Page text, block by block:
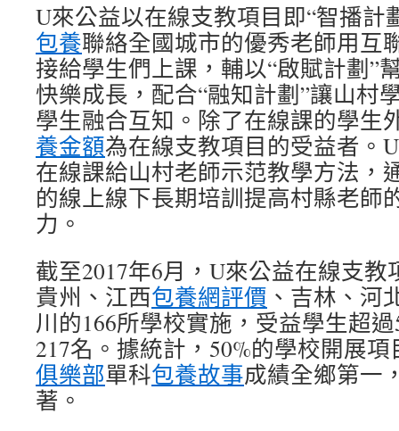
U來公益以在線支教項目即“智播計
包養聯絡全國城市的優秀老師用互
接給學生們上課，輔以“啟賦計劃”
快樂成長，配合“融知計劃”讓山村
學生融合互知。除了在線課的學生
養金額為在線支教項目的受益者。
在線課給山村老師示范教學方法，
的線上線下長期培訓提高村縣老師
力。
截至2017年6月，U來公益在線支
貴州、江西包養網評價 、吉林、河
川的166所學校實施，受益學生超
217名。據統計，50%的學校開展
俱樂部單科包養故事成績全鄉第一
著。